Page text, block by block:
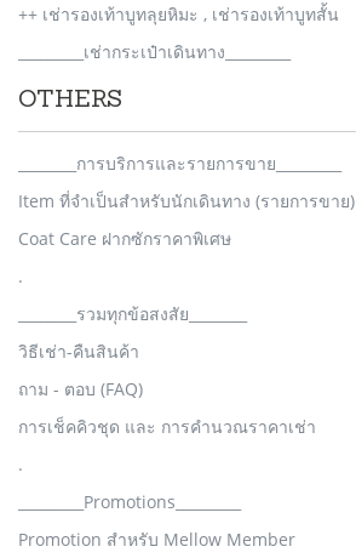
++ เช่ารองเท้าบูทลุยหิมะ , เช่ารองเท้าบูทสั้น
_________เช่ากระเป๋าเดินทาง_________
OTHERS
________การบริการและรายการขาย_________
Item ที่จำเป็นสำหรับนักเดินทาง (รายการขาย)
Coat Care ฝากซักราคาพิเศษ
.
________รวมทุกข้อสงสัย________
วิธีเช่า-คืนสินค้า
ถาม - ตอบ (FAQ)
การเช็คคิวชุด และ การคำนวณราคาเช่า
.
_________Promotions_________
Promotion สำหรับ Mellow Member